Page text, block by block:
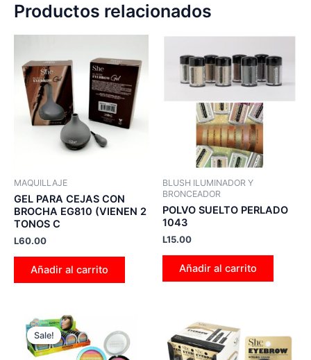
Productos relacionados
MAQUILLAJE
GEL PARA CEJAS CON
BROCHA EG810 (VIENEN 2
TONOS C
L60.00
Añadir al carrito
BLUSH ILUMINADOR Y
BRONCEADOR
POLVO SUELTO PERLADO
1043
L15.00
Añadir al carrito
Sale!
Sale!
Original
price
was:
L30.00.
price
is:
L23.00.